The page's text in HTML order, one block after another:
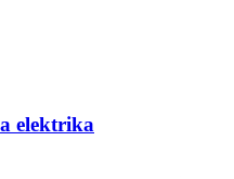
elektrika